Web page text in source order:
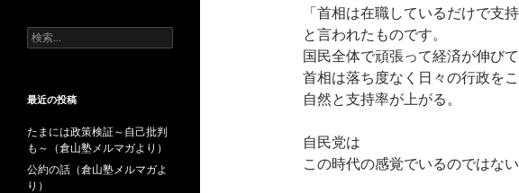
「首相は在職しているだけで支
と言われたものです。
国民全体で頑張って経済が伸びて
首相は落ち度なく日々の行政をこ
自然と支持率が上がる。
自民党は
この時代の感覚でいるのではない
稿
検
索:
最近の投稿
たまには政策検証～自己批判
も～（倉山塾メルマガより）
公約の話（倉山塾メルマガよ
り）